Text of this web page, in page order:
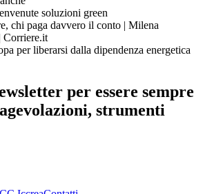
soluzioni green
chi paga davvero il conto | Milena
Corriere.it
per liberarsi dalla dipendenza energetica
per essere sempre
strumenti